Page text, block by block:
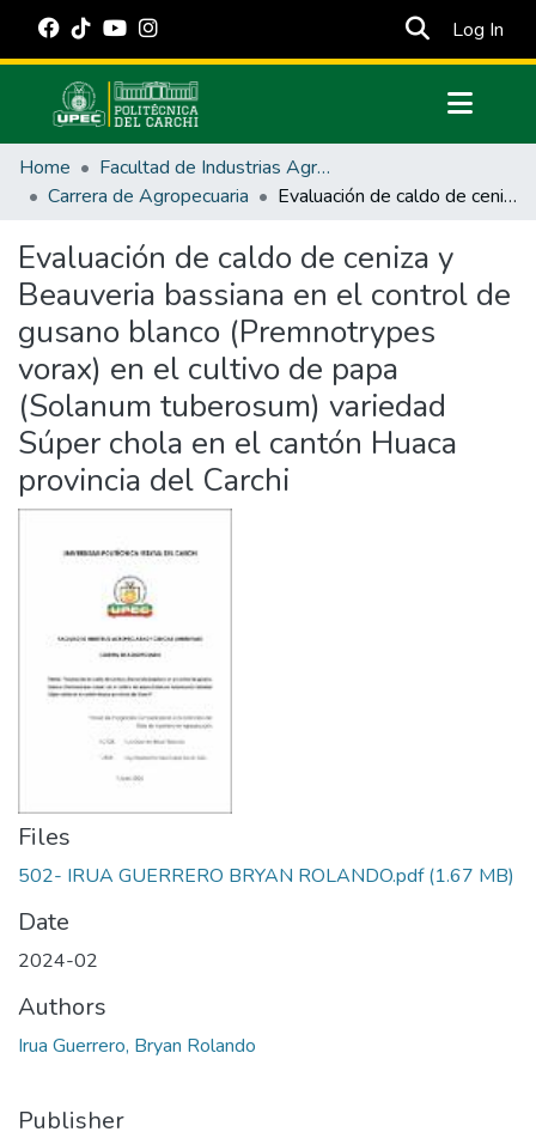
Log In
Communities & Collections
All of DSpace
Estadísticas Externas
Home
Facultad de Industrias Agropecuarias y Ciencias Ambientales
Carrera de Agropecuaria
Evaluación de caldo de ceniza y Beauveria bassiana en el control de gusano blanco (Premnotrypes vorax) en el cultivo de papa (Solanum tuberosum) variedad Súper chola en el cantón Huaca provincia del Carchi
Evaluación de caldo de ceniza y
Beauveria bassiana en el control de
gusano blanco (Premnotrypes
vorax) en el cultivo de papa
(Solanum tuberosum) variedad
Súper chola en el cantón Huaca
provincia del Carchi
Files
502- IRUA GUERRERO BRYAN ROLANDO.pdf(1.67 MB)
Date
2024-02
Authors
Irua Guerrero, Bryan Rolando
Publisher